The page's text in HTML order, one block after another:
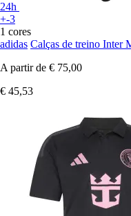
24h
+-3
1 cores
adidas Calças de treino Inter
A partir de € 75,00
€ 45,53